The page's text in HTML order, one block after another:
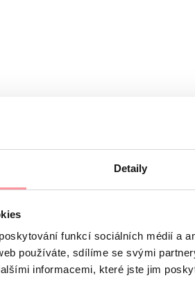
Detaily
funkcí sociálních médií a
používáte, sdílíme se svými
informacemi, které jste jim
nebojte se zeptat na cokoliv
se pravidly našichZásad ochrany
nelze formulář odeslat